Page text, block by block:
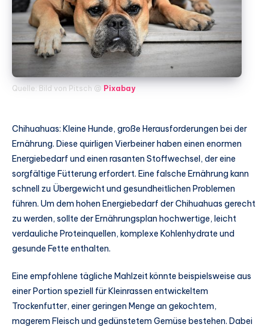
Quelle: Bild von Pitsch @ Pixabay
Chihuahuas: Kleine Hunde, große Herausforderungen bei der
Ernährung. Diese quirligen Vierbeiner haben einen enormen
Energiebedarf und einen rasanten Stoffwechsel, der eine
sorgfältige Fütterung erfordert. Eine falsche Ernährung kann
schnell zu Übergewicht und gesundheitlichen Problemen
führen. Um dem hohen Energiebedarf der Chihuahuas gerecht
zu werden, sollte der Ernährungsplan hochwertige, leicht
verdauliche Proteinquellen, komplexe Kohlenhydrate und
gesunde Fette enthalten.
Eine empfohlene tägliche Mahlzeit könnte beispielsweise aus
einer Portion speziell für Kleinrassen entwickeltem
Trockenfutter, einer geringen Menge an gekochtem,
magerem Fleisch und gedünstetem Gemüse bestehen. Dabei